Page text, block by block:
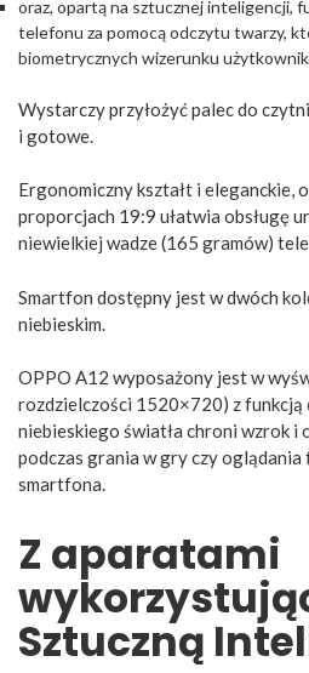
oraz, opartą na sztucznej inteligencji,
telefonu za pomocą odczytu twarzy,
biometrycznych wizerunku
Wystarczy przyłożyć palec do
i gotowe.
Ergonomiczny kształt i eleganckie,
proporcjach 19:9 ułatwia obsługę
niewielkiej wadze (165 gramów)
Smartfon dostępny jest w dwóch
niebieskim.
OPPO A12 wyposażony jest w
rozdzielczości 1520×720) z
niebieskiego światła chroni wzrok i
podczas grania w gry czy oglądania
smartfona.
Z aparatami
Sztuczną